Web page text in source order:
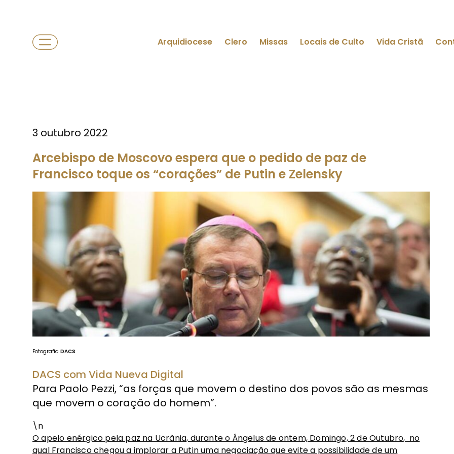
Arquidiocese Clero Missas Locais de Culto Vida Cristã
3 outubro 2022
Arcebispo de Moscovo espera que o pedido de paz de
Francisco toque os “corações” de Putin e Zelensky
Fotografia DACS
DACS com Vida Nueva Digital
Para Paolo Pezzi, “as forças que movem o destino dos povos são as mesmas
que movem o coração do homem”.
\n
O apelo enérgico pela paz na Ucrânia, durante o Ângelus de ontem, Domingo, 2 de Outubro, no
qual Francisco chegou a implorar a Putin uma negociação que evite a possibilidade de um